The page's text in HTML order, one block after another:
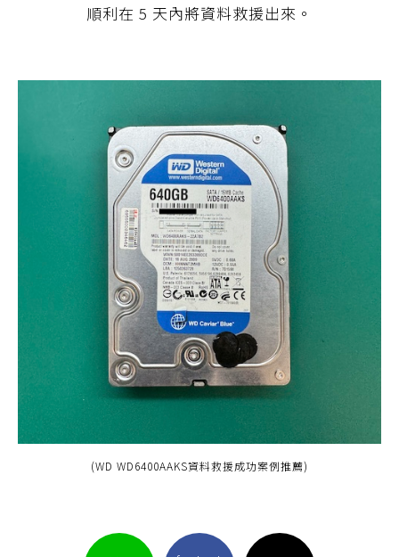
順利在 5 天內將資料救援出來。
(WD WD6400AAKS資料救援成功案例推薦)